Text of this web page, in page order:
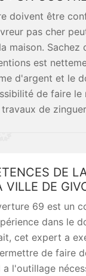
doivent être
pas cher
maison.
est
d'argent et le
de faire
de
DE
DE
69 est un
dans le
cet expert a
de faire
a l'outillage